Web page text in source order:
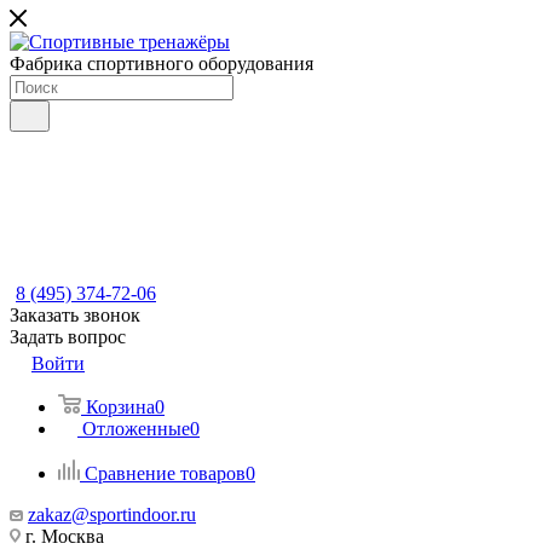
Фабрика спортивного оборудования
8 (495) 374-72-06
Заказать звонок
Задать вопрос
Войти
Корзина0
Отложенные0
Сравнение товаров0
zakaz@sportindoor.ru
г. Москва